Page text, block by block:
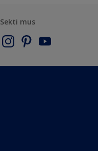
Sekti mus